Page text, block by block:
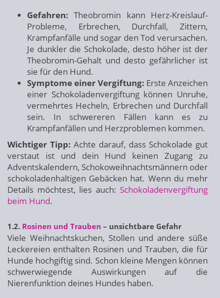
Gefahren: Theobromin kann Herz-Kreislauf-
Probleme, Erbrechen, Durchfall, Zittern,
Krampfanfälle und sogar den Tod verursachen.
Je dunkler die Schokolade, desto höher ist der
Theobromin-Gehalt und desto gefährlicher ist
sie für den Hund.
Symptome einer Vergiftung: Erste Anzeichen
einer Schokoladenvergiftung können Unruhe,
vermehrtes Hecheln, Erbrechen und Durchfall
sein. In schwereren Fällen kann es zu
Krampfanfällen und Herzproblemen kommen.
Wichtiger Tipp: Achte darauf, dass Schokolade gut
verstaut ist und dein Hund keinen Zugang zu
Adventskalendern, Schokoweihnachtsmännern oder
schokoladenhaltigen Gebäcken hat. Wenn du mehr
Details möchtest, lies auch: Schokoladenvergiftung
beim Hund.
1.2. Rosinen und Trauben – unsichtbare Gefahr
Viele Weihnachtskuchen, Stollen und andere süße
Leckereien enthalten Rosinen und Trauben, die für
Hunde hochgiftig sind. Schon kleine Mengen können
schwerwiegende Auswirkungen auf die
Nierenfunktion deines Hundes haben.